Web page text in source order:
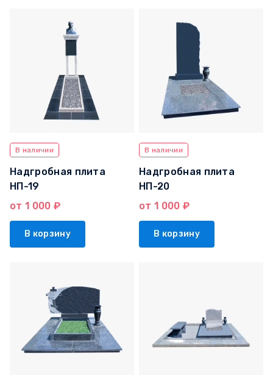
В наличии
Надгробная плита
НП-19
от 1 000 ₽
В корзину
В наличии
Надгробная плита
НП-20
от 1 000 ₽
В корзину